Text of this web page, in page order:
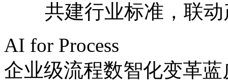
共建行业标准，联
AI for Process
企业级流程数智化变革蓝